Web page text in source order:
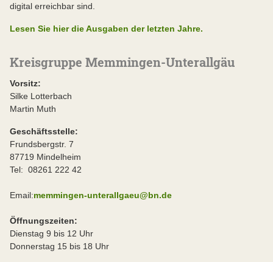
digital erreichbar sind.
Lesen Sie hier die Ausgaben der letzten Jahre.
Kreisgruppe Memmingen-Unterallgäu
Vorsitz:
Silke Lotterbach
Martin Muth
Geschäftsstelle:
Frundsbergstr. 7
87719 Mindelheim
Tel: 08261 222 42
Email:memmingen-unterallgaeu@bn.de
Öffnungszeiten:
Dienstag 9 bis 12 Uhr
Donnerstag 15 bis 18 Uhr